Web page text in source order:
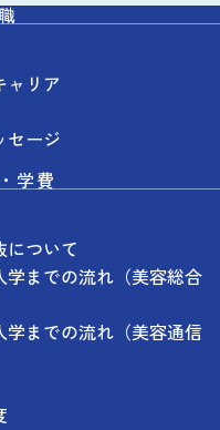
ャリア
セージ
学費
について
学までの流れ（美容総合
学までの流れ（美容通信